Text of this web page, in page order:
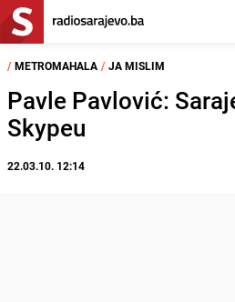
/ METROMAHALA / JA MISLIM
Pavle Pavlović:
Skypeu
22.03.10. 12:14